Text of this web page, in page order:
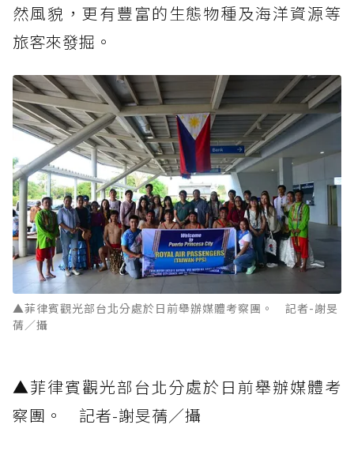
然風貌，更有豐富的生態物種及海洋資源等
旅客來發掘。
▲菲律賓觀光部台北分處於日前舉辦媒體考察團。 記者-謝旻
蒨／攝
▲菲律賓觀光部台北分處於日前舉辦媒體考
察團。 記者-謝旻蒨／攝